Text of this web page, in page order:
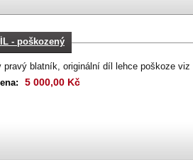
- poškozený
pravý blatník, originální díl lehce poškoze viz
5 000,00 Kč